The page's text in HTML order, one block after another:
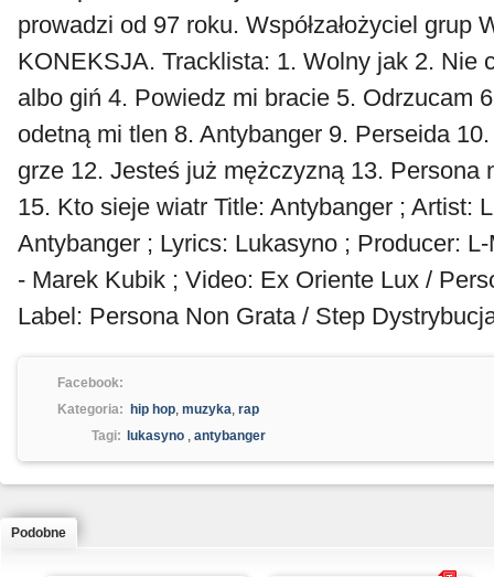
prowadzi od 97 roku. Współzałożyciel grup
KONEKSJA. Tracklista: 1. Wolny jak 2. Nie
albo giń 4. Powiedz mi bracie 5. Odrzucam
odetną mi tlen 8. Antybanger 9. Perseida
grze 12. Jesteś już mężczyzną 13. Persona
15. Kto sieje wiatr Title: Antybanger ; Artist:
Antybanger ; Lyrics: Lukasyno ; Producer:
- Marek Kubik ; Video: Ex Oriente Lux /
Label: Persona Non Grata / Step
Facebook:
Kategoria:
hip hop, muzyka, rap
Tagi:
lukasyno , antybanger
Podobne